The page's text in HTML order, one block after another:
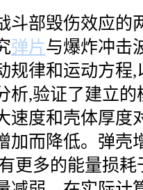
斗部毁伤效应的
弹片与爆炸冲击
规律和运动方程
析,验证了建立
速度和壳体厚度
加而降低。弹壳
更多的能量损